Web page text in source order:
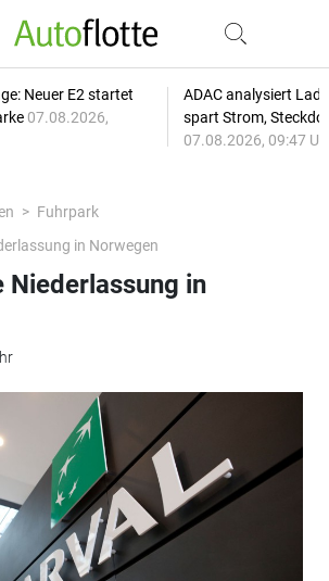
Neuer E2 startet
07.08.2026,
ADAC analysiert
spart Strom,
07.08.2026, 09:47
Fuhrpark
in Norwegen
Niederlassung in